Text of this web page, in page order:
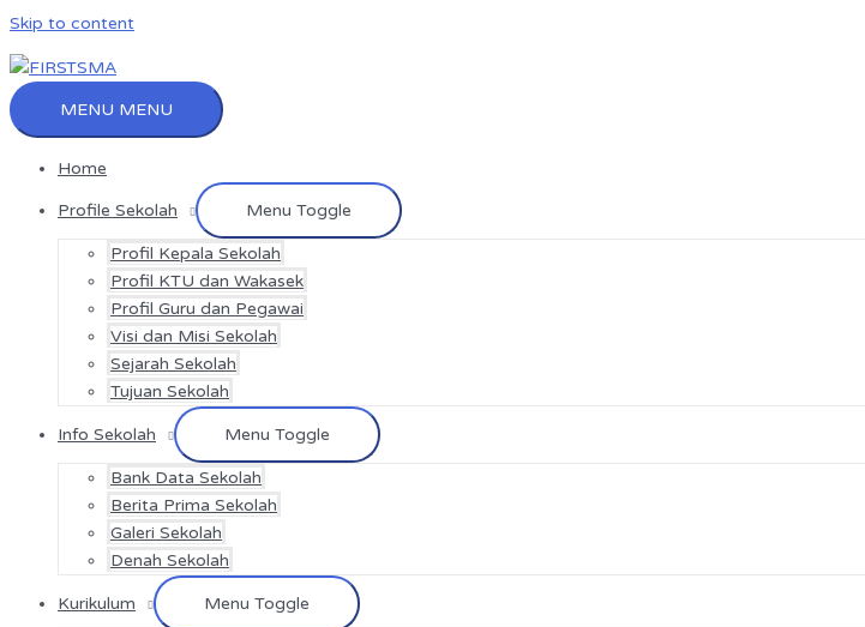
Skip to content
MENU MENU
Home
Profile Sekolah Menu Toggle
Profil Kepala Sekolah
Profil KTU dan Wakasek
Profil Guru dan Pegawai
Visi dan Misi Sekolah
Sejarah Sekolah
Tujuan Sekolah
Info Sekolah Menu Toggle
Bank Data Sekolah
Berita Prima Sekolah
Galeri Sekolah
Denah Sekolah
Kurikulum Menu Toggle